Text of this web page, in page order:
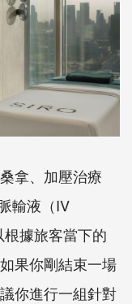
拿、加壓治療
輸液（IV
據旅客當下的
果你剛結束一場
你進行一組針對